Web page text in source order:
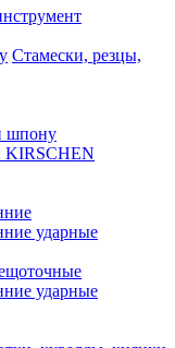
Стамески, резцы,
шпону
KIRSCHEN
ударные
ударные